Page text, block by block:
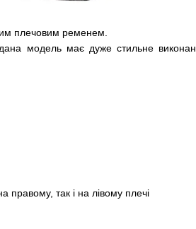
плечовим ременем.
дана модель має дуже стильне
правому, так і на лівому плечі